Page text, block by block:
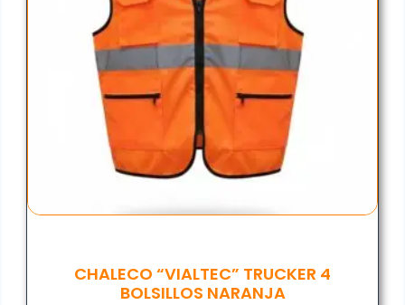
CHALECO “VIALTEC” TRUCKER 4
BOLSILLOS NARANJA